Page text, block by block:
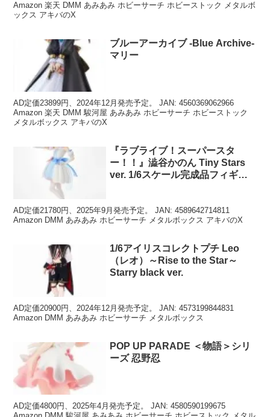
Amazon 楽天 DMM あみあみ ホビーサーチ ホビーストック メタルボ
ックス アキバのX
ブルーアーカイブ -Blue Archive-
マリー
AD定価23899円、2024年12月発売予定。 JAN: 4560369062966
Amazon 楽天 DMM 駿河屋 あみあみ ホビーサーチ ホビーストック
メタルボックス アキバのX
『ラブライブ！スーパースタ
ー！！』澁谷かのん Tiny Stars
ver. 1/6スケール完成品フィギュ
AD定価21780円、2025年9月発売予定。 JAN: 4589642714811
Amazon DMM あみあみ ホビーサーチ メタルボックス アキバのX
1/6アイリスコレクトプチ Leo
（レオ）～Rise to the Star～
Starry black ver.
AD定価20900円、2024年12月発売予定。 JAN: 4573199844831
Amazon DMM あみあみ ホビーサーチ メタルボックス
POP UP PARADE ＜物語＞シリ
ーズ 忍野忍
AD定価4800円、2025年4月発売予定。 JAN: 4580590199675